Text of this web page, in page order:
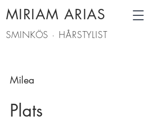
SMINKÖS · HÅRSTYLIST
MIRIAM ARIAS
Milea
Plats